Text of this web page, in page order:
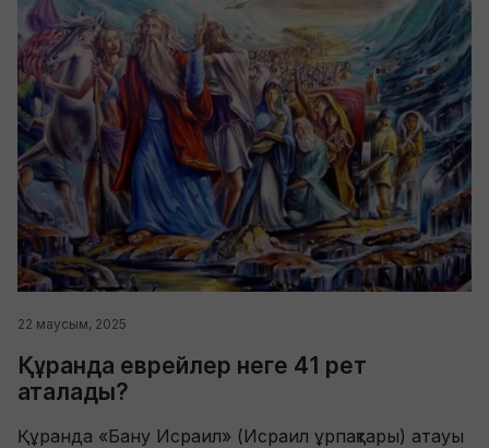
22 маусым, 2025
Құранда еврейлер неге 41 рет
аталады?
Құранда «Бану Исраил» (Исраил ұрпақтары) атауы